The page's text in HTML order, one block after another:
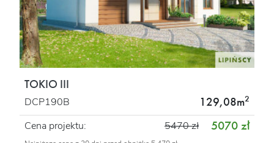
TOKIO III
DCP190B 129,08m2
Cena projektu: 5070 zł
5470 zł